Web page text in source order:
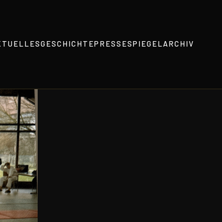
GESCHICHTEPRESSESPIEGELARCHIV